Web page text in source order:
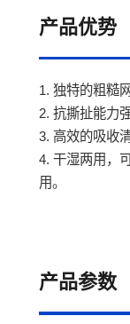
产品优势
1. 独特的粗糙
2. 抗撕扯能力
3. 高效的吸收
4. 干湿两用，
用。
产品参数